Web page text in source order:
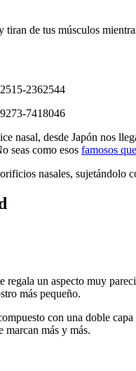
de tus músculos
nasal, desde Japón nos
seas como esos famosos
nasales, sujetándolo
regala un aspecto muy
más pequeño.
con una doble
marcan más y más.